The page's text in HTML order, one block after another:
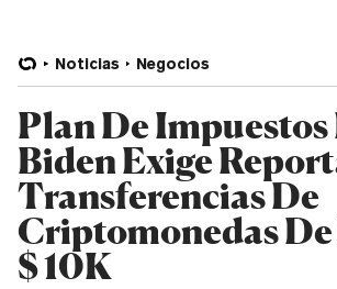
Noticias Negocios
Plan De Impuestos
Biden Exige
Transferencias De
Criptomonedas De
$ 10K